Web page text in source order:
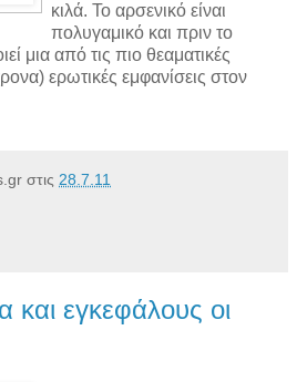
κιλά. Το αρσενικό είναι
πολυγαμικό και πριν το
μια από τις πιο θεαματικές
ερωτικές εμφανίσεις στον
στις 28.7.11
και εγκεφάλους οι